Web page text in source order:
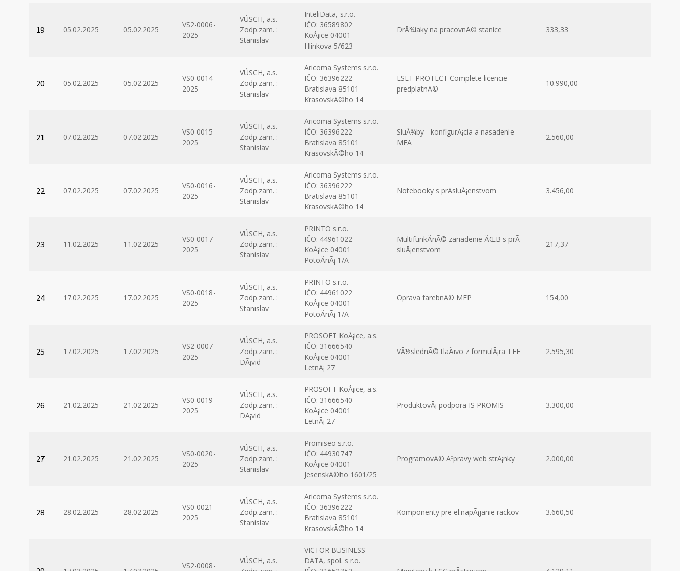
19 05.02.2025 05.02.2025
VS2-0006-
2025
VÚSCH, a.s.
Zodp.zam. :
Stanislav
InteliData, s.r.o.
IČO: 36589802
KoÅ¡ice 04001
Hlinkova 5/623
DrÅ¾iaky na pracovnÃ© stanice 333,33
20 05.02.2025 05.02.2025
VS0-0014-
2025
VÚSCH, a.s.
Zodp.zam. :
Stanislav
Aricoma Systems s.r.o.
IČO: 36396222
Bratislava 85101
KrasovskÃ©ho 14
ESET PROTECT Complete licencie -
predplatnÃ©
10.990,00
21 07.02.2025 07.02.2025
VS0-0015-
2025
VÚSCH, a.s.
Zodp.zam. :
Stanislav
Aricoma Systems s.r.o.
IČO: 36396222
Bratislava 85101
KrasovskÃ©ho 14
SluÅ¾by - konfigurÃ¡cia a nasadenie
MFA
2.560,00
22 07.02.2025 07.02.2025
VS0-0016-
2025
VÚSCH, a.s.
Zodp.zam. :
Stanislav
Aricoma Systems s.r.o.
IČO: 36396222
Bratislava 85101
KrasovskÃ©ho 14
Notebooky s prÃ­sluÅ¡enstvom 3.456,00
23 11.02.2025 11.02.2025
VS0-0017-
2025
VÚSCH, a.s.
Zodp.zam. :
Stanislav
PRINTO s.r.o.
IČO: 44961022
KoÅ¡ice 04001
PotoÄnÃ¡ 1/A
MultifunkÄnÃ© zariadenie ÄŒB s prÃ­
sluÅ¡enstvom
217,37
24 17.02.2025 17.02.2025
VS0-0018-
2025
VÚSCH, a.s.
Zodp.zam. :
Stanislav
PRINTO s.r.o.
IČO: 44961022
KoÅ¡ice 04001
PotoÄnÃ¡ 1/A
Oprava farebnÃ© MFP 154,00
25 17.02.2025 17.02.2025
VS2-0007-
2025
VÚSCH, a.s.
Zodp.zam. :
DÃ¡vid
PROSOFT KoÅ¡ice, a.s.
IČO: 31666540
KoÅ¡ice 04001
LetnÃ¡ 27
VÃ½slednÃ© tlaÄivo z formulÃ¡ra TEE 2.595,30
26 21.02.2025 21.02.2025
VS0-0019-
2025
VÚSCH, a.s.
Zodp.zam. :
DÃ¡vid
PROSOFT KoÅ¡ice, a.s.
IČO: 31666540
KoÅ¡ice 04001
LetnÃ¡ 27
ProduktovÃ¡ podpora IS PROMIS 3.300,00
27 21.02.2025 21.02.2025
VS0-0020-
2025
VÚSCH, a.s.
Zodp.zam. :
Stanislav
Promiseo s.r.o.
IČO: 44930747
KoÅ¡ice 04001
JesenskÃ©ho 1601/25
ProgramovÃ© Ãºpravy web strÃ¡nky 2.000,00
28 28.02.2025 28.02.2025
VS0-0021-
2025
VÚSCH, a.s.
Zodp.zam. :
Stanislav
Aricoma Systems s.r.o.
IČO: 36396222
Bratislava 85101
KrasovskÃ©ho 14
Komponenty pre el.napÃ¡janie rackov 3.660,50
VS2-0008-
VÚSCH, a.s.
VICTOR BUSINESS
DATA, spol. s r.o.